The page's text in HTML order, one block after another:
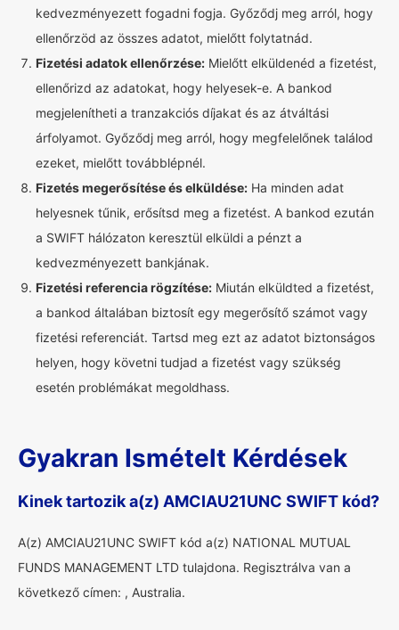
kedvezményezett fogadni fogja. Győződj meg arról, hogy
ellenőrzöd az összes adatot, mielőtt folytatnád.
Fizetési adatok ellenőrzése: Mielőtt elküldenéd a fizetést,
ellenőrizd az adatokat, hogy helyesek-e. A bankod
megjelenítheti a tranzakciós díjakat és az átváltási
árfolyamot. Győződj meg arról, hogy megfelelőnek találod
ezeket, mielőtt továbblépnél.
Fizetés megerősítése és elküldése: Ha minden adat
helyesnek tűnik, erősítsd meg a fizetést. A bankod ezután
a SWIFT hálózaton keresztül elküldi a pénzt a
kedvezményezett bankjának.
Fizetési referencia rögzítése: Miután elküldted a fizetést,
a bankod általában biztosít egy megerősítő számot vagy
fizetési referenciát. Tartsd meg ezt az adatot biztonságos
helyen, hogy követni tudjad a fizetést vagy szükség
esetén problémákat megoldhass.
Gyakran Ismételt Kérdések
Kinek tartozik a(z) AMCIAU21UNC SWIFT kód?
A(z) AMCIAU21UNC SWIFT kód a(z) NATIONAL MUTUAL
FUNDS MANAGEMENT LTD tulajdona. Regisztrálva van a
következő címen: , Australia.